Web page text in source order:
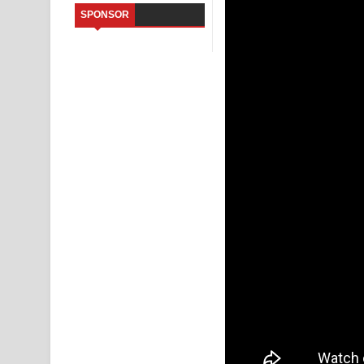
Saddeta Denna Song Lyrics - සද්දෙට දෙන්න ගීතයේ
SPONSOR